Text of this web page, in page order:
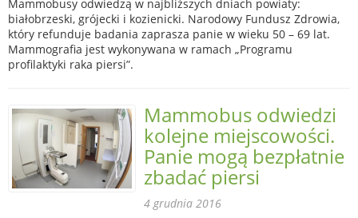
Mammobusy odwiedzą w najbliższych dniach powiaty:
białobrzeski, grójecki i kozienicki. Narodowy Fundusz Zdrowia,
który refunduje badania zaprasza panie w wieku 50 – 69 lat.
Mammografia jest wykonywana w ramach „Programu
profilaktyki raka piersi”.
Mammobus odwiedzi
kolejne miejscowości.
Panie mogą bezpłatnie
zbadać piersi
4 grudnia 2016